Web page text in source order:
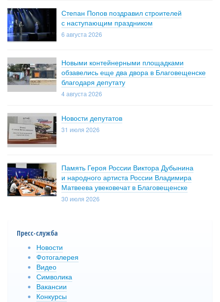
Степан Попов поздравил строителей
с наступающим праздником
6 августа 2026
Новыми контейнерными площадками
обзавелись еще два двора в Благовещенске
благодаря депутату
4 августа 2026
Новости депутатов
31 июля 2026
Память Героя России Виктора Дубынина
и народного артиста России Владимира
Матвеева увековечат в Благовещенске
30 июля 2026
Пресс-служба
Новости
Фотогалерея
Видео
Символика
Вакансии
Конкурсы